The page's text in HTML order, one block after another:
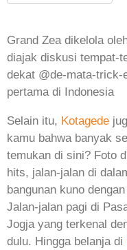
Grand Zea dikelola
diajak diskusi tempat-
dekat @de-mata-trick-
pertama di Indonesia
Selain itu, Kotagede
kamu bahwa banyak
temukan di sini? Foto
hits, jalan-jalan di
bangunan kuno
Jalan-jalan pagi di
Jogja yang terkenal
dulu. Hingga belanja di